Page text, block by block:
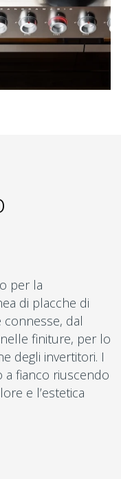
per la
di placche di
connesse, dal
finiture, per lo
degli invertitori. I
a fianco riuscendo
e l’estetica